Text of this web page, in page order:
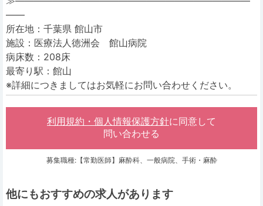
――
所在地：千葉県 館山市
施設：医療法人徳洲会 館山病院
病床数：208床
最寄り駅：館山
※詳細につきましてはお気軽にお問い合わせください。
利用規約・個人情報保護方針に同意して
問い合わせる
募集職種:【常勤医師】麻酔科、一般病院、手術・麻酔
他にもおすすめの求人があります